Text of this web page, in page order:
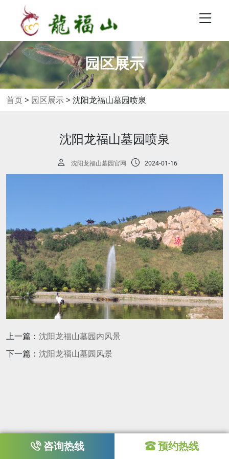
园区展示
首页> 园区展示>沈阳龙福山墓园喷泉
沈阳龙福山墓园喷泉
沈阳龙福山墓园官网 2024-01-16
上一篇： 沈阳龙福山墓园内风景
下一篇： 沈阳龙福山墓园风景
咨询热线 预约热线